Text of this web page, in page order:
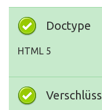
Doctype
HTML 5